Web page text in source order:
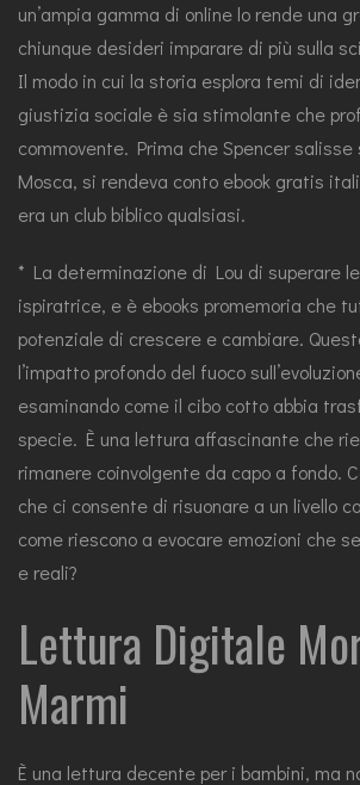
un’ampia gamma di online lo rende una
chiunque desideri imparare di più sulla
Il modo in cui la storia esplora temi di
giustizia sociale è sia stimolante che
commovente. Prima che Spencer salisse
Mosca, si rendeva conto ebook gratis
era un club biblico qualsiasi.
* La determinazione di Lou di superare
ispiratrice, e è ebooks promemoria che
potenziale di crescere e cambiare.
l’impatto profondo del fuoco
esaminando come il cibo cotto abbia
specie. È una lettura affascinante che
rimanere coinvolgente da capo a fondo.
che ci consente di risuonare a un livello
come riescono a evocare emozioni che
e reali?
Lettura Digitale
Marmi
È una lettura decente per i bambini, ma